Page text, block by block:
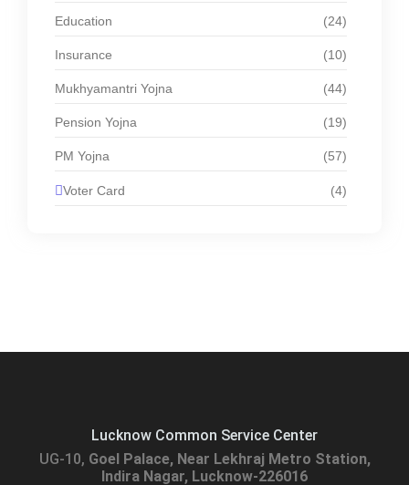
Education (24)
Insurance (10)
Mukhyamantri Yojna (44)
Pension Yojna (19)
PM Yojna (57)
Voter Card (4)
Lucknow Common Service Center
UG-10, Goel Palace, Near Lekhraj Metro Station,
Indira Nagar, Lucknow-226016